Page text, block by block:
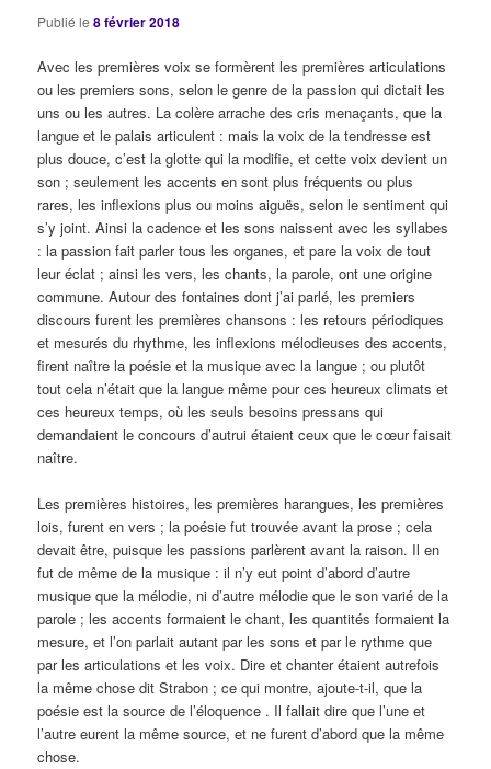
Publié le8 février 2018
Avec les premières voix se formèrent les premières articulations
ou les premiers sons, selon le genre de la passion qui dictait les
uns ou les autres. La colère arrache des cris menaçants, que la
langue et le palais articulent : mais la voix de la tendresse est
plus douce, c’est la glotte qui la modifie, et cette voix devient un
son ; seulement les accents en sont plus fréquents ou plus
rares, les inflexions plus ou moins aiguës, selon le sentiment qui
s’y joint. Ainsi la cadence et les sons naissent avec les syllabes
: la passion fait parler tous les organes, et pare la voix de tout
leur éclat ; ainsi les vers, les chants, la parole, ont une origine
commune. Autour des fontaines dont j’ai parlé, les premiers
discours furent les premières chansons : les retours périodiques
et mesurés du rhythme, les inflexions mélodieuses des accents,
firent naître la poésie et la musique avec la langue ; ou plutôt
tout cela n’était que la langue même pour ces heureux climats et
ces heureux temps, où les seuls besoins pressans qui
demandaient le concours d’autrui étaient ceux que le cœur faisait
naître.
Les premières histoires, les premières harangues, les premières
lois, furent en vers ; la poésie fut trouvée avant la prose ; cela
devait être, puisque les passions parlèrent avant la raison. Il en
fut de même de la musique : il n’y eut point d’abord d’autre
musique que la mélodie, ni d’autre mélodie que le son varié de la
parole ; les accents formaient le chant, les quantités formaient la
mesure, et l’on parlait autant par les sons et par le rythme que
par les articulations et les voix. Dire et chanter étaient autrefois
la même chose dit Strabon ; ce qui montre, ajoute-t-il, que la
poésie est la source de l’éloquence . Il fallait dire que l’une et
l’autre eurent la même source, et ne furent d’abord que la même
chose.